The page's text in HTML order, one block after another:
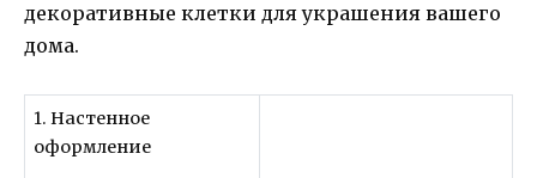
декоративные клетки для украшения вашего
дома.
1. Настенное
оформление